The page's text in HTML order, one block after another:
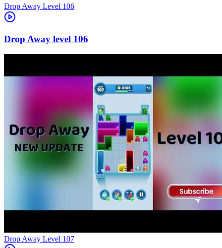
Level 106
106
Level 107